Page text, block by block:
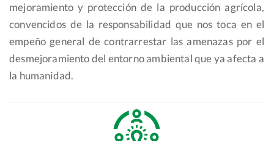
mejoramiento y protección de la producción agrícola,
convencidos de la responsabilidad que nos toca en el
empeño general de contrarrestar las amenazas por el
desmejoramiento del entorno ambiental que ya afecta a
la humanidad.